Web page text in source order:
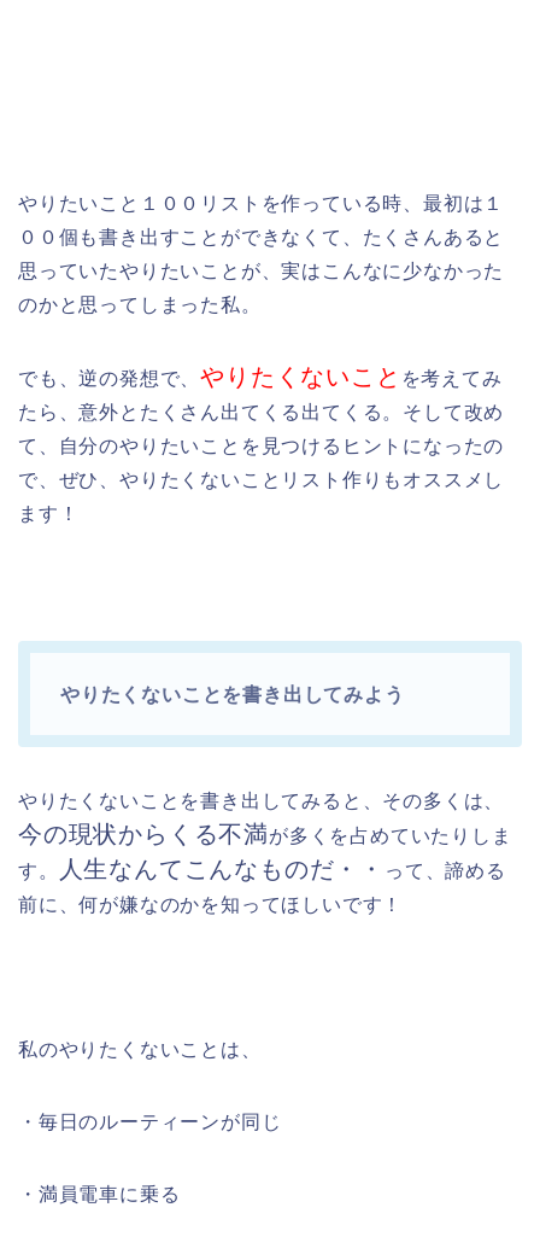
やりたいこと１００リストを作っている時、最初は１
００個も書き出すことができなくて、たくさんあると
思っていたやりたいことが、実はこんなに少なかった
のかと思ってしまった私。
でも、逆の発想で、やりたくないこと を考えてみ
たら、意外とたくさん出てくる出てくる。そして改め
て、自分のやりたいことを見つけるヒントになったの
で、ぜひ、やりたくないことリスト作りもオススメし
ます！
やりたくないことを書き出してみよう
やりたくないことを書き出してみると、その多くは、
今の現状からくる不満が多くを占めていたりしま
す。
人生なんてこんなものだ・・ って、諦める
前に、何が嫌なのかを知ってほしいです！
私のやりたくないことは、
・毎日のルーティーンが同じ
・満員電車に乗る